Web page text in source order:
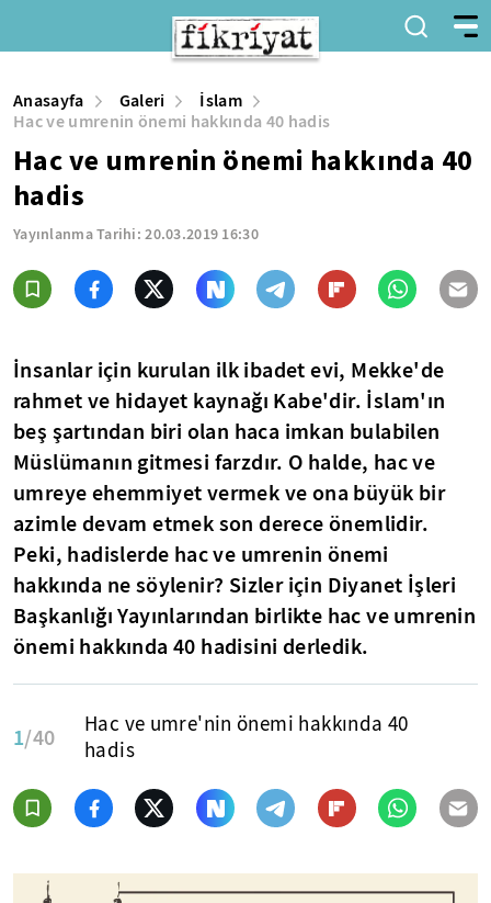
Anasayfa Galeri
İslam
Hac ve umrenin önemi hakkında 40 hadis
Hac ve umrenin önemi hakkında 40
hadis
Yayınlanma Tarihi:20.03.2019 16:30
İnsanlar için kurulan ilk ibadet evi, Mekke'de
rahmet ve hidayet kaynağı Kabe'dir. İslam'ın
beş şartından biri olan haca imkan bulabilen
Müslümanın gitmesi farzdır. O halde, hac ve
umreye ehemmiyet vermek ve ona büyük bir
azimle devam etmek son derece önemlidir.
Peki, hadislerde hac ve umrenin önemi
hakkında ne söylenir? Sizler için Diyanet İşleri
Başkanlığı Yayınlarından birlikte hac ve umrenin
önemi hakkında 40 hadisini derledik.
1/40
Hac ve umre'nin önemi hakkında 40
hadis